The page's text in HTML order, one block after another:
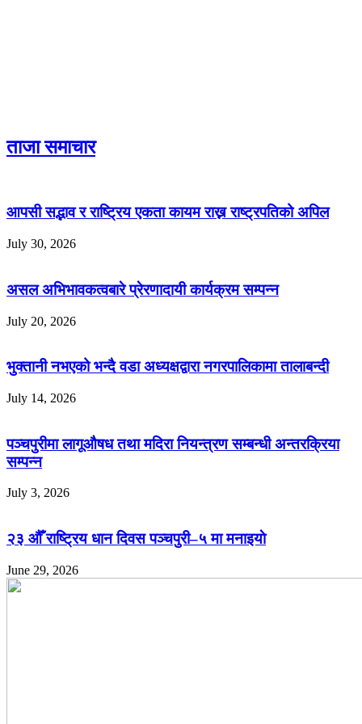
ताजा समाचार
आपसी सद्भाव र राष्ट्रिय एकता कायम राख्न राष्ट्रपतिको अपिल
July 30, 2026
असल अभिभावकत्वबारे प्रेरणादायी कार्यक्रम सम्पन्न
July 20, 2026
भुक्तानी नभएको भन्दै वडा अध्यक्षद्वारा नगरपालिकामा तालाबन्दी
July 14, 2026
पञ्चपुरीमा लागूऔषध तथा मदिरा नियन्त्रण सम्बन्धी अन्तरक्रिया
सम्पन्न
July 3, 2026
२३ औँ राष्ट्रिय धान दिवस पञ्चपुरी–५ मा मनाइयाे
June 29, 2026